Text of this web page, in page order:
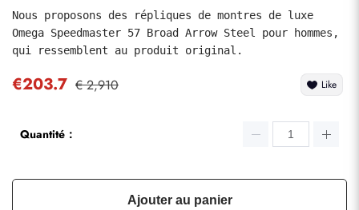
Nous proposons des répliques de montres de luxe
Omega Speedmaster 57 Broad Arrow Steel pour hommes,
qui ressemblent au produit original.
€203.7 € 2,910 Like
Quantité：
Ajouter au panier
soumettre